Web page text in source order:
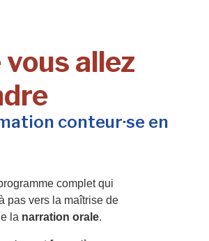
vous allez
conteur·se en
complet qui
pas vers la maîtrise de
la narration orale.